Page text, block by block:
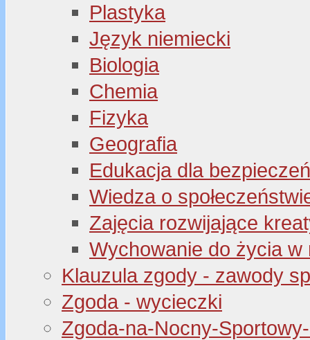
Plastyka
Język niemiecki
Biologia
Chemia
Fizyka
Geografia
Edukacja dla
Wiedza o
Zajęcia rozwijające
Wychowanie do życia w
Klauzula zgody - zawody
Zgoda - wycieczki
Zgoda-na-Nocny-